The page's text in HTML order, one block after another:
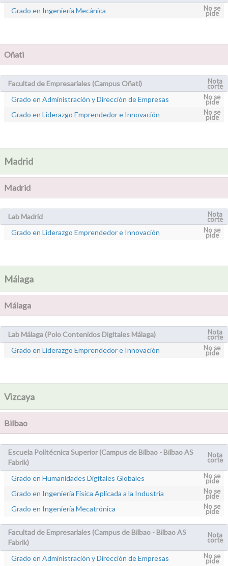
Grado en Ingeniería Mecánica No se
pide
Oñati
Facultad de Empresariales (Campus Oñati) Nota
corte
Grado en Administración y Dirección de Empresas No se
pide
Grado en Liderazgo Emprendedor e Innovación No se
pide
Madrid
Madrid
Lab Madrid Nota
corte
Grado en Liderazgo Emprendedor e Innovación No se
pide
Málaga
Málaga
Lab Málaga (Polo Contenidos Digitales Málaga) Nota
corte
Grado en Liderazgo Emprendedor e Innovación No se
pide
Vizcaya
Bilbao
Escuela Politécnica Superior (Campus de Bilbao - Bilbao AS
Fabrik)
Nota
corte
Grado en Humanidades Digitales Globales No se
pide
Grado en Ingeniería Física Aplicada a la Industria No se
pide
Grado en Ingeniería Mecatrónica No se
pide
Facultad de Empresariales (Campus de Bilbao - Bilbao AS
Fabrik)
Nota
corte
Grado en Administración y Dirección de Empresas No se
pide